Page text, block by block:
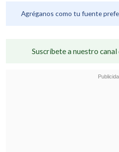
Agréganos como tu fuente
Suscríbete a nuestro canal